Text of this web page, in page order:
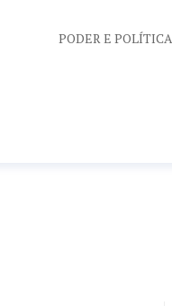
PODER E